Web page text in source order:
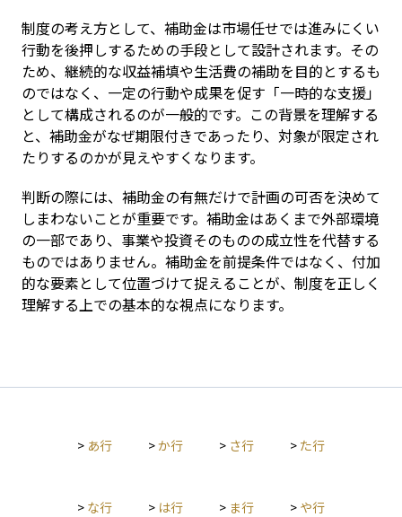
制度の考え方として、補助金は市場任せでは進みにくい
行動を後押しするための手段として設計されます。その
ため、継続的な収益補填や生活費の補助を目的とするも
のではなく、一定の行動や成果を促す「一時的な支援」
として構成されるのが一般的です。この背景を理解する
と、補助金がなぜ期限付きであったり、対象が限定され
たりするのかが見えやすくなります。
判断の際には、補助金の有無だけで計画の可否を決めて
しまわないことが重要です。補助金はあくまで外部環境
の一部であり、事業や投資そのものの成立性を代替する
ものではありません。補助金を前提条件ではなく、付加
的な要素として位置づけて捉えることが、制度を正しく
理解する上での基本的な視点になります。
> あ行 >か行 > さ行 > た行
> な行 > は行 > ま行 > や行